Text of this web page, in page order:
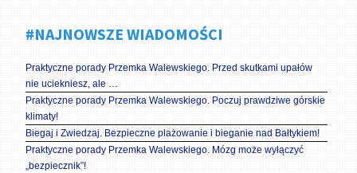
#NAJNOWSZE WIADOMOŚCI
Praktyczne porady Przemka Walewskiego. Przed skutkami upałów
nie uciekniesz, ale …
Praktyczne porady Przemka Walewskiego. Poczuj prawdziwe górskie
klimaty!
Biegaj i Zwiedzaj. Bezpieczne plażowanie i bieganie nad Bałtykiem!
Praktyczne porady Przemka Walewskiego. Mózg może wyłączyć
„bezpiecznik”!